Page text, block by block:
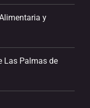
y
Las Palmas de